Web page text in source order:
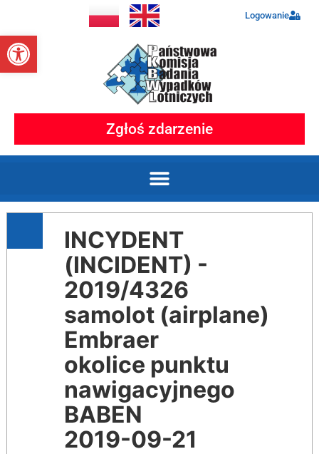
Otwórz pasek narzędzi
Logowanie
Zgłoś zdarzenie
INCYDENT
(INCIDENT) -
2019/4326
samolot (airplane)
Embraer
okolice punktu
nawigacyjnego
BABEN
2019-09-21